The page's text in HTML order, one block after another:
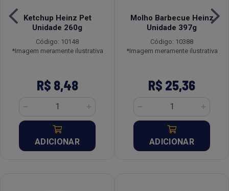
Ketchup Heinz Pet
Unidade 260g
Código: 10148
*Imagem meramente ilustrativa
R$ 8,48
ADICIONAR
Molho Barbecue Heinz
Unidade 397g
Código: 10388
*Imagem meramente ilustrativa
R$ 25,36
ADICIONAR